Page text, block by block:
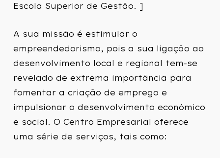
Escola Superior de Gestão. ]
A sua missão é estimular o
empreendedorismo, pois a sua ligação ao
desenvolvimento local e regional tem-se
revelado de extrema importância para
fomentar a criação de emprego e
impulsionar o desenvolvimento económico
e social. O Centro Empresarial oferece
uma série de serviços, tais como: